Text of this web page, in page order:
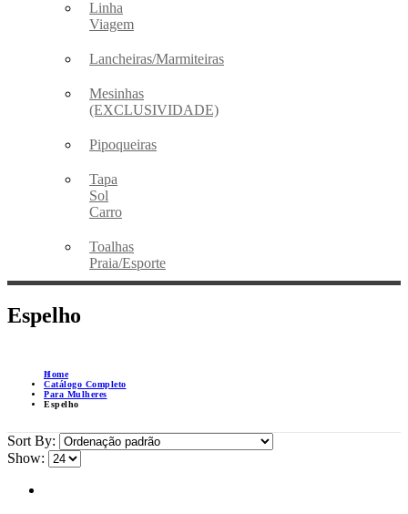
Linha
Viagem
Lancheiras/Marmiteiras
Mesinhas
(EXCLUSIVIDADE)
Pipoqueiras
Tapa
Sol
Carro
Toalhas
Praia/Esporte
Espelho
Home
Catálogo Completo
Para Mulheres
Espelho
Sort By:
Show: